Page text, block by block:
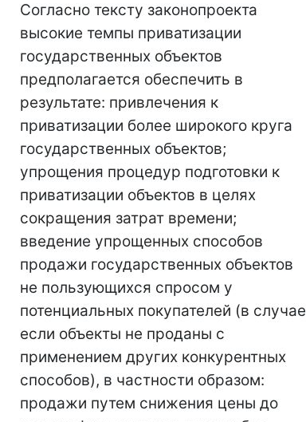
Согласно тексту законопроекта
высокие темпы приватизации
государственных объектов
предполагается обеспечить в
результате: привлечения к
приватизации более широкого круга
государственных объектов;
упрощения процедур подготовки к
приватизации объектов в целях
сокращения затрат времени;
введение упрощенных способов
продажи государственных объектов
не пользующихся спросом у
потенциальных покупателей (в случае
если объекты не проданы с
применением других конкурентных
способов), в частности образом:
продажи путем снижения цены до